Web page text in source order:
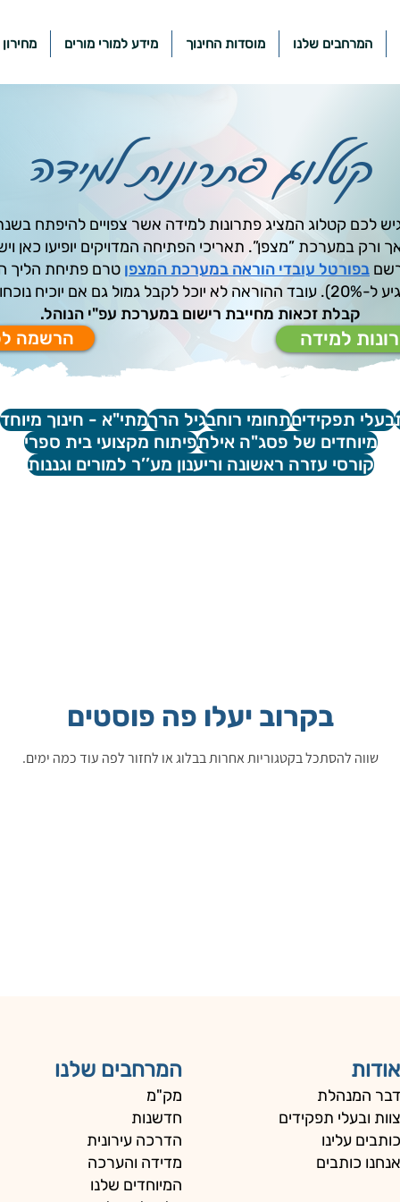
המרחבים שלנו מוסדות החינוך מידע למורי מורים
קטלוג פתרונות למידה
לכם קטלוג המציג פתרונות למידה אשר צפויים להיפתח
במערכת ”מצפן”. תאריכי הפתיחה המדויקים יופיעו כאן
בפורטל עובדי הוראה במערכת המצפן טרם פתיחת הליך
בפועל אך לא נרשם.
קבלת זכאות מחייבת רישום במערכת עפ"י הנוהל.
הרשמה למידה
בעלי תפקידיםתחומי רוחבגיל הרךמתי"א - חינוך מיוחד
מיוחדים של פסג"ה אילתפיתוח מקצועי בית ספרי
קורסי עזרה ראשונה וריענון מע’’ר למורים וגננות
בקרוב יעלו פה פוסטים
שווה להסתכל בקטגוריות אחרות בבלוג או לחזור לפה עוד כמה ימים.
המרחבים שלנו
מק"מ
חדשנות
הדרכה עירונית
מדידה והערכה
המיוחדים שלנו
אודות
דבר המנהלת
צוות ובעלי תפקידים
כותבים עלינו
אנחנו כותבים